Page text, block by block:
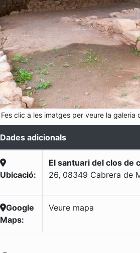
Fes clic a les imatges per veure la galeria
Dades adicionals
Ubicació:
El santuari del clos de
26, 08349 Cabrera de
Google
Maps:
Veure mapa